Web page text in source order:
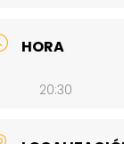
HORA
20:30